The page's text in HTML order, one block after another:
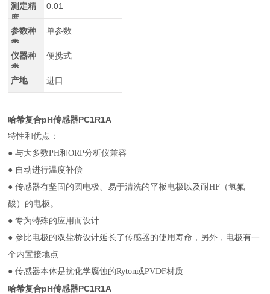
测定精
度
0.01
参数种
类
单参数
仪器种
类
便携式
产地 进口
哈希复合pH传感器PC1R1A
特性和优点：
● 与大多数PH和ORP分析仪兼容
● 自动进行温度补偿
● 传感器有坚固的圆电极、易于清洗的平板电极以及耐HF（氢氟
酸）的电极。
● 专为特殊的应用而设计
● 参比电极的双盐桥设计延长了传感器的使用寿命，另外，电极有一
个内置接地点
● 传感器本体是抗化学腐蚀的Ryton或PVDF材质
哈希复合pH传感器PC1R1A